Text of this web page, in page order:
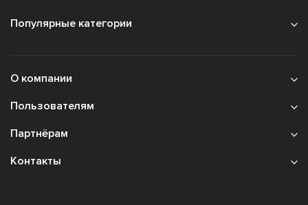
Популярные категории
О компании
Пользователям
Партнёрам
Контакты